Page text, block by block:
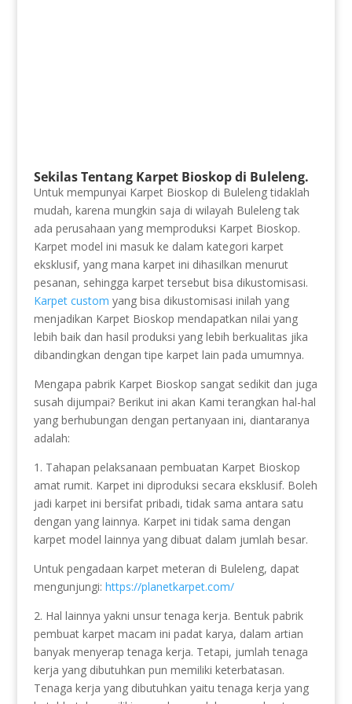
Sekilas Tentang Karpet Bioskop di Buleleng.
Untuk mempunyai Karpet Bioskop di Buleleng tidaklah
mudah, karena mungkin saja di wilayah Buleleng tak
ada perusahaan yang memproduksi Karpet Bioskop.
Karpet model ini masuk ke dalam kategori karpet
eksklusif, yang mana karpet ini dihasilkan menurut
pesanan, sehingga karpet tersebut bisa dikustomisasi.
Karpet custom yang bisa dikustomisasi inilah yang
menjadikan Karpet Bioskop mendapatkan nilai yang
lebih baik dan hasil produksi yang lebih berkualitas jika
dibandingkan dengan tipe karpet lain pada umumnya.
Mengapa pabrik Karpet Bioskop sangat sedikit dan juga
susah dijumpai? Berikut ini akan Kami terangkan hal-hal
yang berhubungan dengan pertanyaan ini, diantaranya
adalah:
1. Tahapan pelaksanaan pembuatan Karpet Bioskop
amat rumit. Karpet ini diproduksi secara eksklusif. Boleh
jadi karpet ini bersifat pribadi, tidak sama antara satu
dengan yang lainnya. Karpet ini tidak sama dengan
karpet model lainnya yang dibuat dalam jumlah besar.
Untuk pengadaan karpet meteran di Buleleng, dapat
mengunjungi: https://planetkarpet.com/
2. Hal lainnya yakni unsur tenaga kerja. Bentuk pabrik
pembuat karpet macam ini padat karya, dalam artian
banyak menyerap tenaga kerja. Tetapi, jumlah tenaga
kerja yang dibutuhkan pun memiliki keterbatasan.
Tenaga kerja yang dibutuhkan yaitu tenaga kerja yang